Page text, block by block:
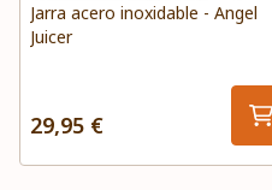
Jarra acero inoxidable - Angel
Juicer
29,95 €